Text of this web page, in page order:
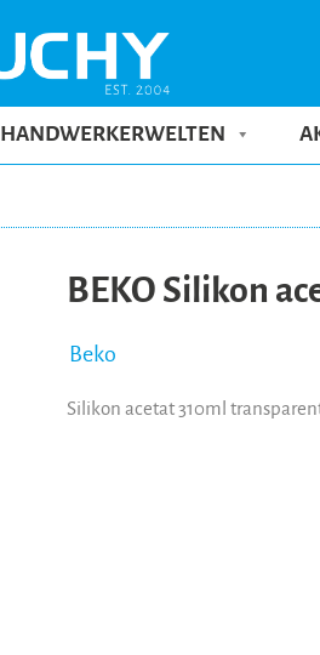
HANDWERKERWELTEN
BEKO Silikon
Beko
Silikon acetat 310ml